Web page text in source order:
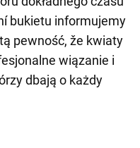
bukietu informujemy
pewność, že kwiaty
wiązanie i
dbają o każdy